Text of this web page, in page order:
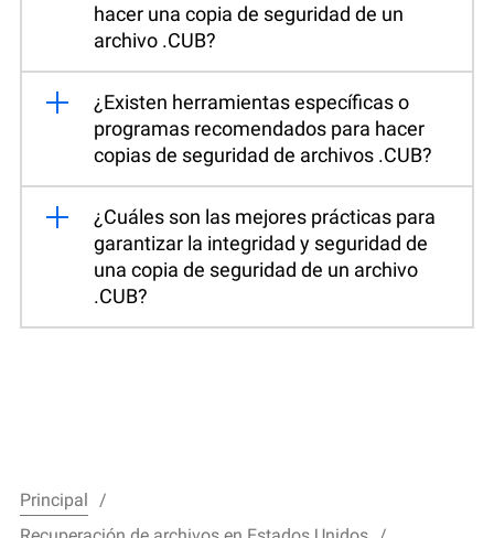
hacer una copia de seguridad de un
archivo .CUB?
¿Existen herramientas específicas o
programas recomendados para hacer
copias de seguridad de archivos .CUB?
¿Cuáles son las mejores prácticas para
garantizar la integridad y seguridad de
una copia de seguridad de un archivo
.CUB?
Principal